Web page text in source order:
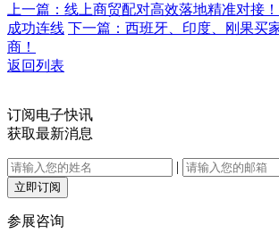
上一篇：线上商贸配对高效落地精准对接
成功连线 下一篇：西班牙、印度、刚果买
商！
返回列表
订阅电子快讯
获取最新消息
|
立即订阅
参展咨询